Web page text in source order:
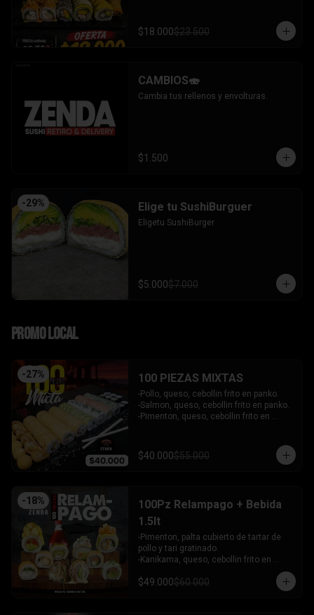
wantan.
-kanikama, palta envuelto en sesamo.
gratinado.
+ 2 arrollado primavera.
$18.000$23.500
CAMBIOS🍣
Cambia tus rellenos y envolturas.
$1.500
-29% Elige tu SushiBurguer
Eligetu SushiBurger
$5.000$7.000
PROMO LOCAL
-27% 100 PIEZAS MIXTAS
-Pollo, queso, cebollin frito en panko.
-Salmon, queso, cebollin frito en panko.
-Pimenton, queso, cebollin frito en
-Camaron furai, queso, cebollin
envuelto en palta.
salmon.
-Hosomaki de kanikama.
- 5 Gyosas fritas + 5 bolitas de queso.
INCLUYE: 6 SALSAS - 5 PALITOS
$40.000$55.000
-18%
100Pz Relampago + Bebida
1.5lt
-Pimenton, palta cubierto de tartar de
pollo y tari gratinado.
-Kanikama, queso, cebollin frito en
-Pollo, queso, cebollin frito en panko.
-Pollo, palta env en queso y bañado en
$49.000$60.000